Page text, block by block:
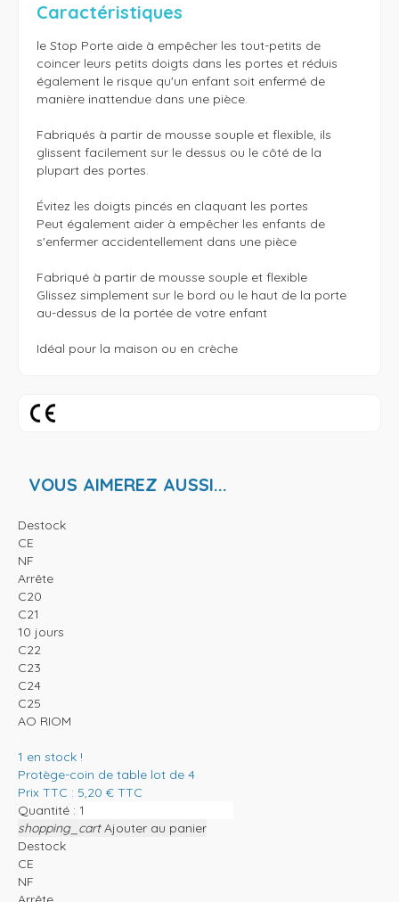
Caractéristiques
le Stop Porte aide à empêcher les tout-petits de
coincer leurs petits doigts dans les portes et réduis
également le risque qu'un enfant soit enfermé de
manière inattendue dans une pièce.
Fabriqués à partir de mousse souple et flexible, ils
glissent facilement sur le dessus ou le côté de la
plupart des portes.
Évitez les doigts pincés en claquant les portes
Peut également aider à empêcher les enfants de
s'enfermer accidentellement dans une pièce
Fabriqué à partir de mousse souple et flexible
Glissez simplement sur le bord ou le haut de la porte
au-dessus de la portée de votre enfant
VOUS AIMEREZ AUSSI...
Destock
CE
NF
Arrête
C20
C21
10 jours
C22
C23
C24
C25
AO RIOM
1 en stock !
Protège-coin de table lot de 4
Prix TTC : 5,20 € TTC
Quantité :
shopping_cart Ajouter au panier
Destock
CE
NF